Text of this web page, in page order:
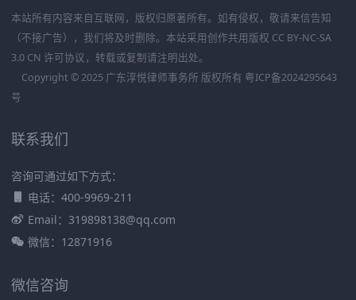
本站所有内容来自互联网，版权归原著所有。如有侵权，敬请来信告知
（不接广告），我们将及时删除。本站采用创作共用版权 CC BY-NC-SA
3.0 CN 许可协议，转载或复制请注明出处。
Copyright © 2025 广东淳悦律师事务所 版权所有 粤ICP备2024295643
号
联系我们
咨询可通过如下方式：
电话：400-9969-211
Email：319898138@qq.com
微信：12871916
微信咨询